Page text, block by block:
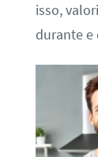
isso,
durante e